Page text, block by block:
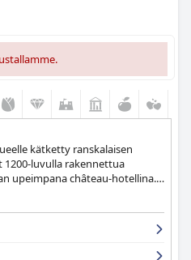
kätketty ranskalaisen
luvulla rakennettua
upeimpana château-hotellina.
puutarhasviiteistä, jotka
ja
arkkitehtuuri.